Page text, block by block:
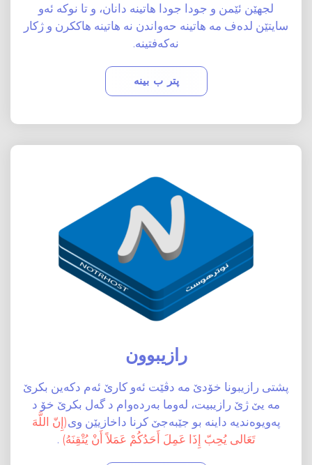
لجهێن ئێمن و جودا جودا هاتینە دانان، و تا نوکە ئەو
سایتێن لدەف مە هاتینە حەواندن نە هاتینە هاککرن و ژکار
نەکەفتینە.
پتر ب بینە
رازیبوون
پشتی رازیبونا خۆدێ مە دڤێت ئەو کارێ ئەم دکەین بکرێ
مە یێ ژێ رازیبیت، لەوما بەردەوام د گەل بکرێ خۆ د
پەویوەندیە داینە بو جێبەجێ کرنا داخازیێن وی(إِنّ اللَّهَ
تَعَالى يُحِبّ إِذَا عَمِلَ أَحَدُكُمْ عَمَلاً أَنْ يُتْقِنَهُ) .